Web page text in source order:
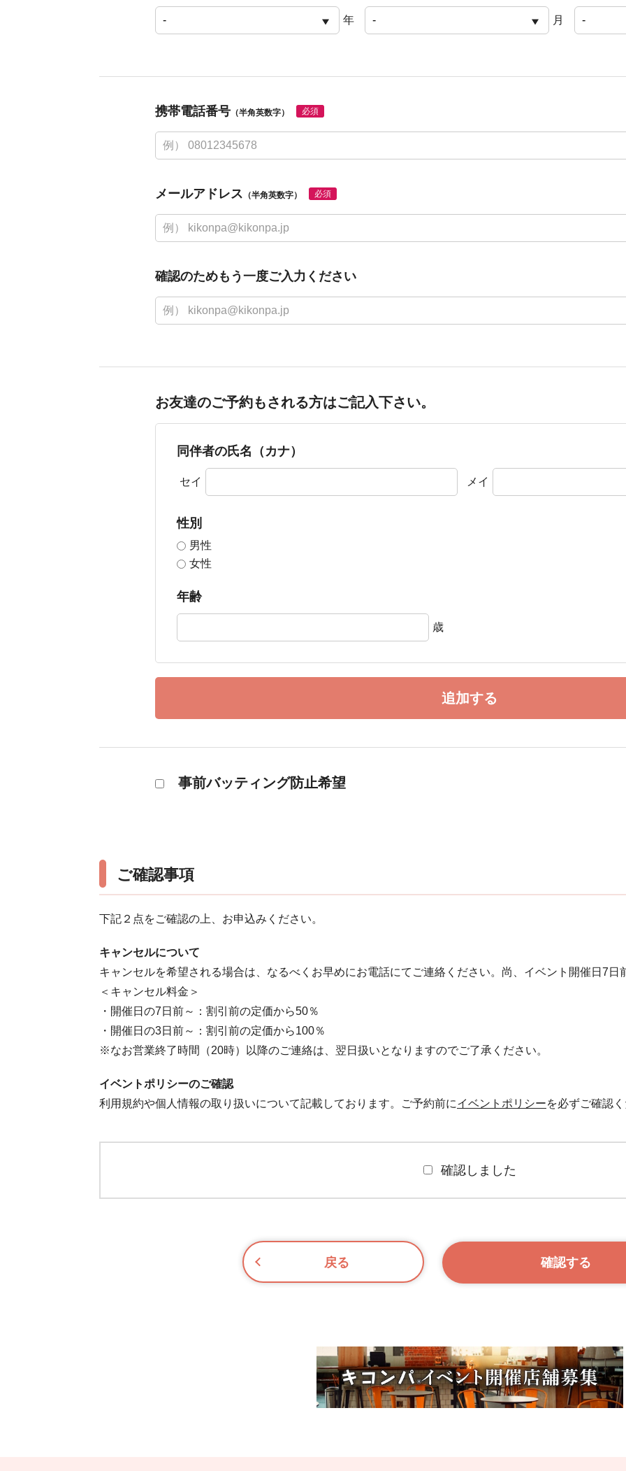
年 月
携帯電話番号 （半角英数字） 必須
メールアドレス （半角英数字） 必須
確認のためもう一度ご入力ください
お友達のご予約もされる方はご記入下さい。
同伴者の氏名（カナ）
セイ メイ
性別
男性
女性
年齢
歳
追加する
事前バッティング防止希望
ご確認事項
下記２点をご確認の上、お申込みください。
キャンセルについて
キャンセルを希望される場合は、なるべくお早めにお電話にてご連絡ください。 尚、イベント開催日7
＜キャンセル料金＞
・開催日の7日前～：割引前の定価から50％
・開催日の3日前～：割引前の定価から100％
※なお営業終了時間（20時）以降のご連絡は、翌日扱いとなりますのでご了承ください。
イベントポリシーのご確認
利用規約や個人情報の取り扱いについて記載しております。ご予約前にイベントポリシーを必ずご確認
確認しました